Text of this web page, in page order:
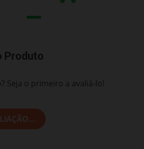
Produto
Seja o primeiro a avaliá-lo!